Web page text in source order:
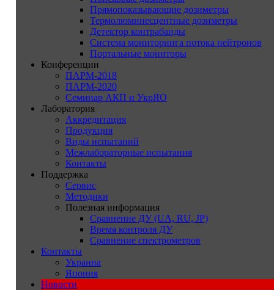
Прямопоказывающие дозиметры
Термолюминесцентные дозиметры
Детектор контрабанды
Система мониторинга потока нейтронов
Портальные мониторы
Конференции
ПАРМ-2018
ПАРМ-2020
Семинар АКП и УкрЯО
Лаборатория
Аккредитация
Продукция
Виды испытаний
Межлабораторные испытания
Контакты
Поддержка
Сервис
Методики
Полезная информация
Сравнение ДУ (UA, RU, JP)
Время контроля ДУ
Сравнение спектрометров
Контакты
Украина
Япония
Новости